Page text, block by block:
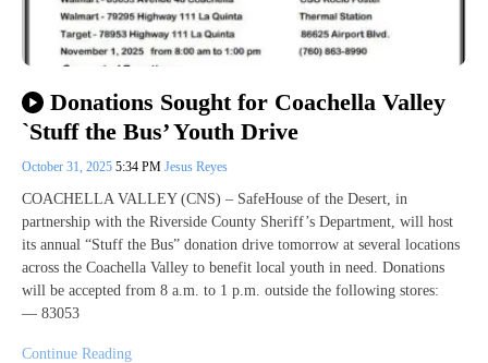
Donations Sought for Coachella Valley
`Stuff the Bus’ Youth Drive
October 31, 2025 5:34 PM Jesus Reyes
COACHELLA VALLEY (CNS) – SafeHouse of the Desert, in
partnership with the Riverside County Sheriff’s Department, will host
its annual “Stuff the Bus” donation drive tomorrow at several locations
across the Coachella Valley to benefit local youth in need. Donations
will be accepted from 8 a.m. to 1 p.m. outside the following stores:
— 83053
Continue Reading